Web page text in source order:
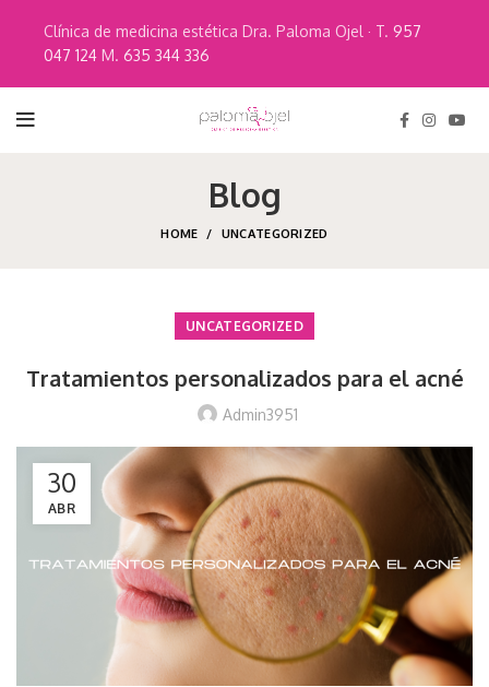
Blog
HOME UNCATEGORIZED
UNCATEGORIZED
Tratamientos personalizados para el acné
Admin3951
30
ABR
Clínica de medicina estética Dra. Paloma Ojel · T. 957
047 124 M. 635 344 336